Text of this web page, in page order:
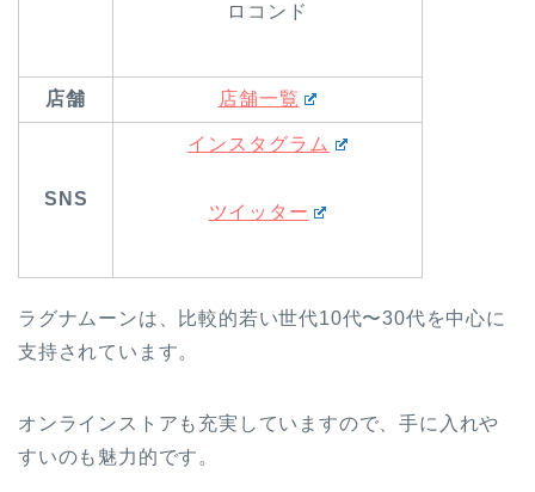
ロコンド
店舗 店舗一覧
SNS
インスタグラム
ツイッター
ラグナムーンは、比較的若い世代10代〜30代を中心に
支持されています。
オンラインストアも充実していますので、手に入れや
すいのも魅力的です。